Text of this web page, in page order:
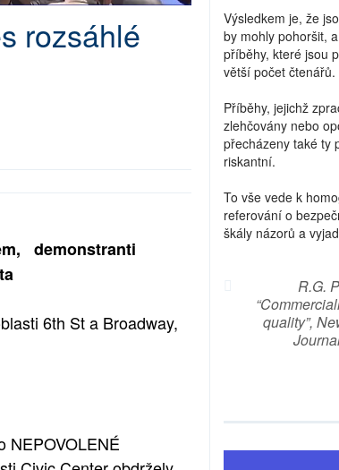
rozsáhlé
demonstranti
6th St a Broadway,
NEPOVOLENÉ
Výsledkem je, že
by mohly pohoršit,
příběhy, které jsou
větší počet čtenářů.
Příběhy, jejichž
zlehčovány nebo
přecházeny také ty
riskantní.
To vše vede k
referování o
škály názorů a
R.G.
quality”,